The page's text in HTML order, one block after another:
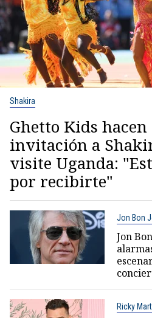
Shakira
Ghetto Kids
invitación a
visite Uganda:
por recibirte"
Jon Bon
Jon
Ricky